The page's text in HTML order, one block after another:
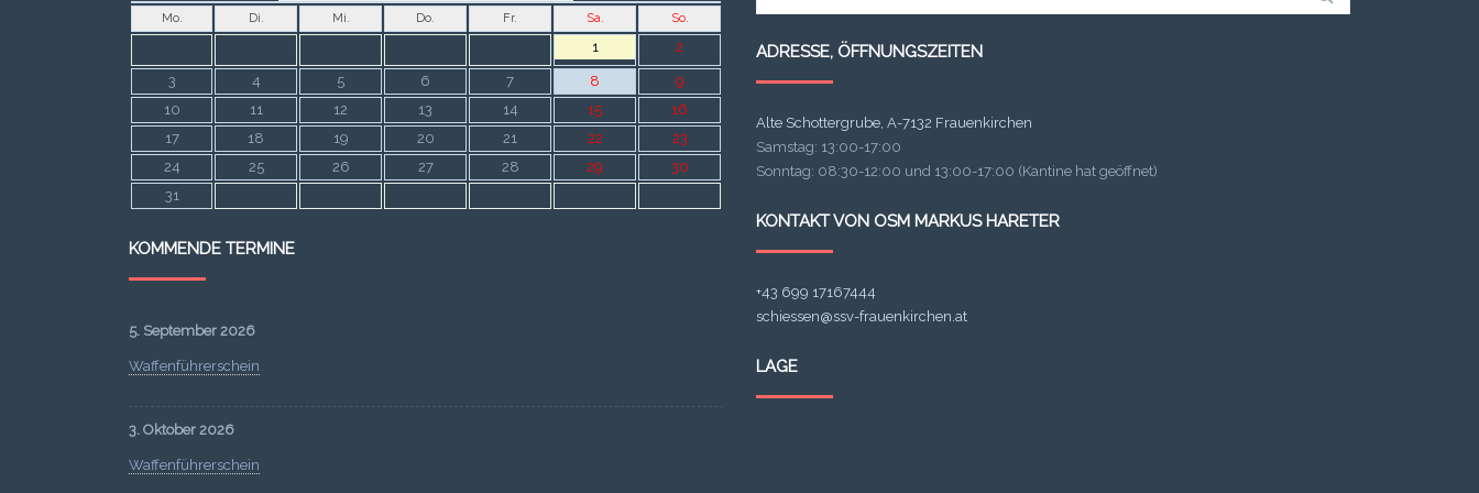
Mo. Di. Mi. Do. Fr. Sa. So.
1 2
3 4 5 6 7 8
9
10
11 12 13 14 15
16
17
18 19 20 21 22
23
24
25 26 27 28 29
30
31
KOMMENDE TERMINE
5. September 2026
Waffenführerschein
3. Oktober 2026
Waffenführerschein
ADRESSE, ÖFFNUNGSZEITEN
Alte Schottergrube, A-7132 Frauenkirchen
Samstag: 13:00-17:00
Sonntag: 08:30-12:00 und 13:00-17:00 (Kantine hat geöffnet)
KONTAKT VON OSM MARKUS HARETER
+43 699 17167444
schiessen@ssv-frauenkirchen.at
LAGE